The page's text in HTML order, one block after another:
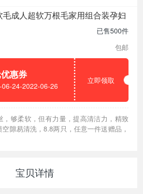
毛成人超软万根毛家用组合装孕妇
已售500件
包邮
惠券
24-2022-06-26
立即领取
，够柔软，但有力量，提高清洁力，精致
隙易清洗，8.8两只，任意一件送赠品，
宝贝详情